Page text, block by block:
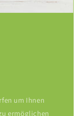
um Ihnen
ermöglichen